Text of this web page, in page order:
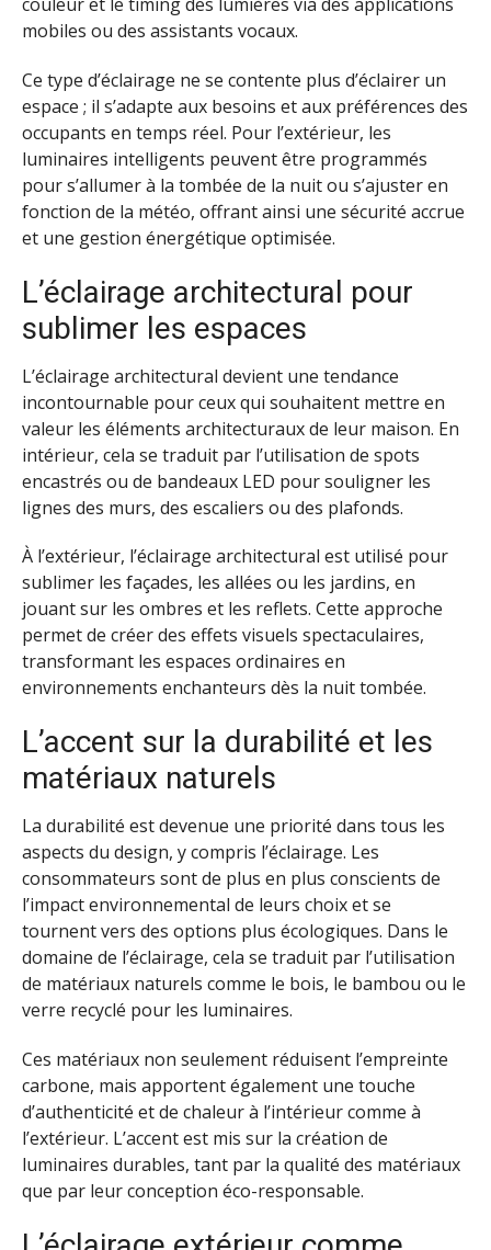
mobiles ou des assistants vocaux.
Ce type d’éclairage ne se contente plus d’éclairer un
espace ; il s’adapte aux besoins et aux préférences des
occupants en temps réel. Pour l’extérieur, les
luminaires intelligents peuvent être programmés
pour s’allumer à la tombée de la nuit ou s’ajuster en
fonction de la météo, offrant ainsi une sécurité accrue
et une gestion énergétique optimisée.
L’éclairage architectural pour
sublimer les espaces
L’éclairage architectural devient une tendance
incontournable pour ceux qui souhaitent mettre en
valeur les éléments architecturaux de leur maison. En
intérieur, cela se traduit par l’utilisation de spots
encastrés ou de bandeaux LED pour souligner les
lignes des murs, des escaliers ou des plafonds.
À l’extérieur, l’éclairage architectural est utilisé pour
sublimer les façades, les allées ou les jardins, en
jouant sur les ombres et les reflets. Cette approche
permet de créer des effets visuels spectaculaires,
transformant les espaces ordinaires en
environnements enchanteurs dès la nuit tombée.
L’accent sur la durabilité et les
matériaux naturels
La durabilité est devenue une priorité dans tous les
aspects du design, y compris l’éclairage. Les
consommateurs sont de plus en plus conscients de
l’impact environnemental de leurs choix et se
tournent vers des options plus écologiques. Dans le
domaine de l’éclairage, cela se traduit par l’utilisation
de matériaux naturels comme le bois, le bambou ou le
verre recyclé pour les luminaires.
Ces matériaux non seulement réduisent l’empreinte
carbone, mais apportent également une touche
d’authenticité et de chaleur à l’intérieur comme à
l’extérieur. L’accent est mis sur la création de
luminaires durables, tant par la qualité des matériaux
que par leur conception éco-responsable.